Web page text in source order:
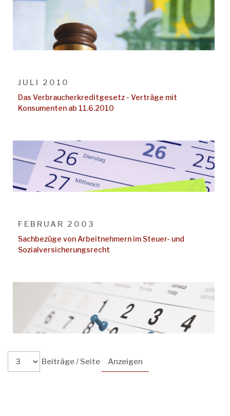
JULI 2010
Das Verbraucherkreditgesetz - Verträge mit
Konsumenten ab 11.6.2010
FEBRUAR 2003
Sachbezüge von Arbeitnehmern im Steuer- und
Sozialversicherungsrecht
Beiträge / Seite